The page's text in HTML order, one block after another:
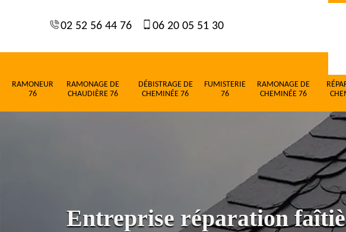
02 52 56 44 76 06 20 05 51 30
RAMONEUR
76
RAMONAGE DE
CHAUDIÈRE 76
DÉBISTRAGE DE
CHEMINÉE 76
FUMISTERIE
76
RAMONAGE DE
CHEMINÉE 76
Entreprise réparation